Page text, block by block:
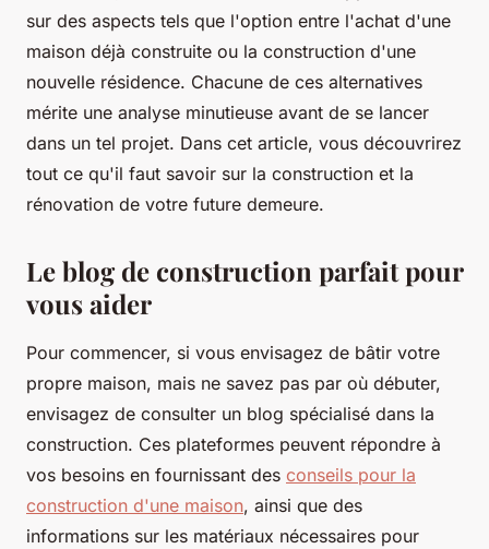
sur des aspects tels que l'option entre l'achat d'une
maison déjà construite ou la construction d'une
nouvelle résidence. Chacune de ces alternatives
mérite une analyse minutieuse avant de se lancer
dans un tel projet. Dans cet article, vous découvrirez
tout ce qu'il faut savoir sur la construction et la
rénovation de votre future demeure.
Le blog de construction parfait pour
vous aider
Pour commencer, si vous envisagez de bâtir votre
propre maison, mais ne savez pas par où débuter,
envisagez de consulter un blog spécialisé dans la
construction. Ces plateformes peuvent répondre à
vos besoins en fournissant des conseils pour la
construction d'une maison, ainsi que des
informations sur les matériaux nécessaires pour